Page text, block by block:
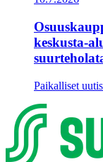
keskusta-
Paikalliset